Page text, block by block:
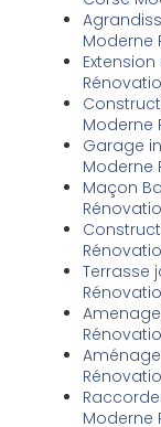
Moderne
Moderne
Garage
Moderne
Maçon
Terrasse
Moderne